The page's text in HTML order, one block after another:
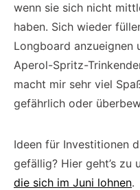
wenn sie sich nicht
haben. Sich wieder
Longboard anzueignen
Aperol-Spritz-
macht mir sehr viel
gefährlich oder
Ideen für Investitionen
gefällig? Hier geht’s zu
die sich im Juni lohnen.